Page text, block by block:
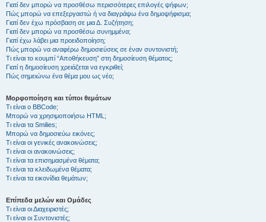
Γιατί δεν μπορώ να προσθέσω περισσότερες επιλογές ψήφων;
Πώς μπορώ να επεξεργαστώ ή να διαγράψω ένα δημοψήφισμα;
Γιατί δεν έχω πρόσβαση σε μια Δ. Συζήτηση;
Γιατί δεν μπορώ να προσθέσω συνημμένα;
Γιατί έχω λάβει μια προειδοποίηση;
Πώς μπορώ να αναφέρω δημοσιεύσεις σε έναν συντονιστή;
Τι είναι το κουμπί “Αποθήκευση” στη δημοσίευση θέματος;
Γιατί η δημοσίευση χρειάζεται να εγκριθεί;
Πώς σημειώνω ένα θέμα μου ως νέο;
Μορφοποίηση και τύποι θεμάτων
Τι είναι ο BBCode;
Μπορώ να χρησιμοποιήσω HTML;
Τι είναι τα Smilies;
Μπορώ να δημοσιεύω εικόνες;
Τι είναι οι γενικές ανακοινώσεις;
Τι είναι οι ανακοινώσεις;
Τι είναι τα επισημασμένα θέματα;
Τι είναι τα κλειδωμένα θέματα;
Τι είναι τα εικονίδια θεμάτων;
Επίπεδα μελών και Ομάδες
Τι είναι οι Διαχειριστές;
Τι είναι οι Συντονιστές;